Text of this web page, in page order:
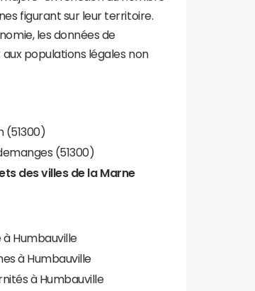
figurant sur leur territoire.
les données de
populations légales non
(51300)
(51300)
des villes de la Marne
à Humbauville
à Humbauville
à Humbauville